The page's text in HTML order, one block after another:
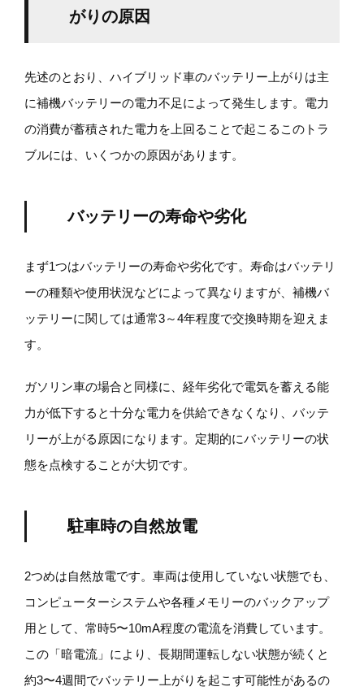
がりの原因
先述のとおり、ハイブリッド車のバッテリー上がりは主
に補機バッテリーの電力不足によって発生します。電力
の消費が蓄積された電力を上回ることで起こるこのトラ
ブルには、いくつかの原因があります。
バッテリーの寿命や劣化
まず1つはバッテリーの寿命や劣化です。寿命はバッテリ
ーの種類や使用状況などによって異なりますが、補機バ
ッテリーに関しては通常3～4年程度で交換時期を迎えま
す。
ガソリン車の場合と同様に、経年劣化で電気を蓄える能
力が低下すると十分な電力を供給できなくなり、バッテ
リーが上がる原因になります。定期的にバッテリーの状
態を点検することが大切です。
駐車時の自然放電
2つめは自然放電です。車両は使用していない状態でも、
コンピューターシステムや各種メモリーのバックアップ
用として、常時5〜10mA程度の電流を消費しています。
この「暗電流」により、長期間運転しない状態が続くと
約3〜4週間でバッテリー上がりを起こす可能性があるの